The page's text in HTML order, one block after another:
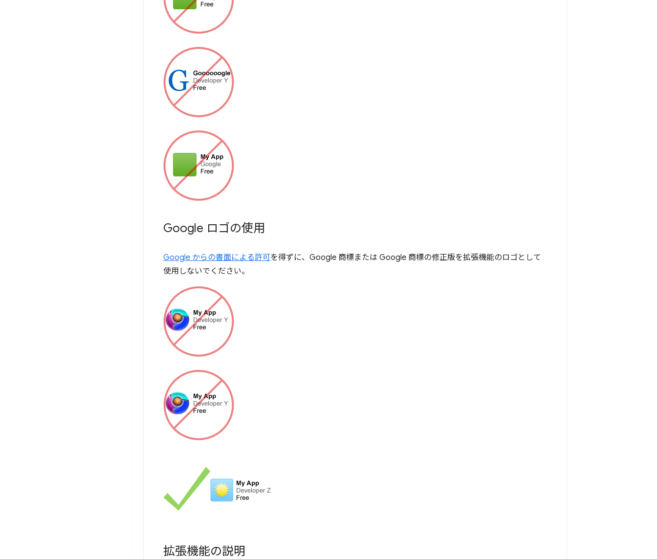
Google ロゴの使用
Google からの書面による許可を得ずに、Google 商標または Google 商標の修正版を拡張機能のロゴとして
使用しないでください。
拡張機能の説明